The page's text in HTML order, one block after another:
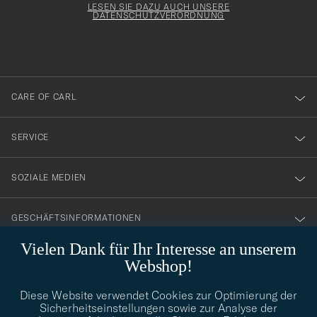
Vielen Dank für Ihr Interesse an unserem
Webshop!
Diese Website verwendet Cookies zur Optimierung der
Sicherheitseinstellungen sowie zur Analyse der
dig
till
vårt
nyhetsbrev!
LESEN SIE DAZU AUCH UNSERE
DATENSCHUTZVERORDNUNG
CARE OF CARL
SERVICE
SOZIALE MEDIEN
GESCHÄFTSINFORMATIONEN
Benötigen Sie Hilfe bei der Suche nach Ihrem persönlichen Stil?